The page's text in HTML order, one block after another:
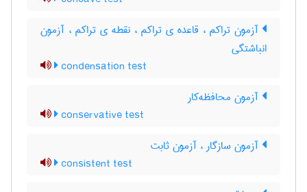
آزمون تراکم ، قاعده ی تراکم ، نقطه ی تراکم ، آزمون
انباشتگی
condensation test
آزمون محافظه‌کار
conservative test
آزمون سازگار ، آزمون ثابت
consistent test